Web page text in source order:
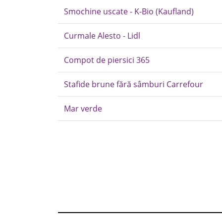
Smochine uscate - K-Bio (Kaufland)
Curmale Alesto - Lidl
Compot de piersici 365
Stafide brune fără sâmburi Carrefour
Mar verde